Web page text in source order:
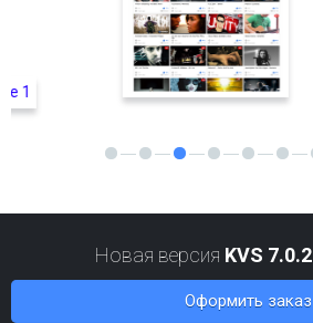
Новая версия KVS 7.0.2
Оформить заказ